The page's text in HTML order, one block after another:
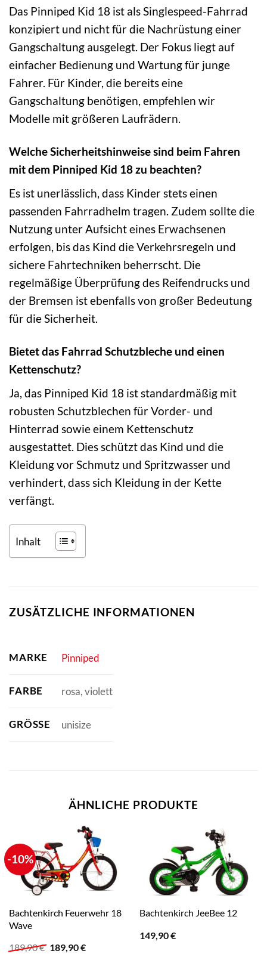
Das Pinniped Kid 18 ist als Singlespeed-Fahrrad
konzipiert und nicht für die Nachrüstung einer
Gangschaltung ausgelegt. Der Fokus liegt auf
einfacher Bedienung und Wartung für junge
Fahrer. Für Kinder, die bereits eine
Gangschaltung benötigen, empfehlen wir
Modelle mit größeren Laufrädern.
Welche Sicherheitshinweise sind beim Fahren
mit dem Pinniped Kid 18 zu beachten?
Es ist unerlässlich, dass Kinder stets einen
passenden Fahrradhelm tragen. Zudem sollte die
Nutzung unter Aufsicht eines Erwachsenen
erfolgen, bis das Kind die Verkehrsregeln und
sichere Fahrtechniken beherrscht. Die
regelmäßige Überprüfung des Reifendrucks und
der Bremsen ist ebenfalls von großer Bedeutung
für die Sicherheit.
Bietet das Fahrrad Schutzbleche und einen
Kettenschutz?
Ja, das Pinniped Kid 18 ist standardmäßig mit
robusten Schutzblechen für Vorder- und
Hinterrad sowie einem Kettenschutz
ausgestattet. Dies schützt das Kind und die
Kleidung vor Schmutz und Spritzwasser und
verhindert, dass sich Kleidung in der Kette
verfängt.
Inhalt
ZUSÄTZLICHE INFORMATIONEN
MARKE Pinniped
FARBE rosa, violett
GRÖSSE unisize
ÄHNLICHE PRODUKTE
-10%
Bachtenkirch Feuerwehr 18
Wave
189,90€ Ursprünglicher
189,90€Aktueller
Bachtenkirch JeeBee 12
149,90€